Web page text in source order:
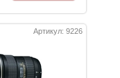
Артикул: 9226